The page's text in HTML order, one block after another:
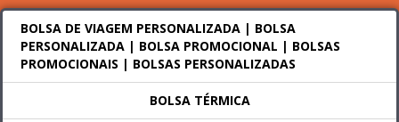
BOLSA DE VIAGEM PERSONALIZADA | BOLSA
PERSONALIZADA | BOLSA PROMOCIONAL | BOLSAS
PROMOCIONAIS | BOLSAS PERSONALIZADAS
BOLSA TÉRMICA